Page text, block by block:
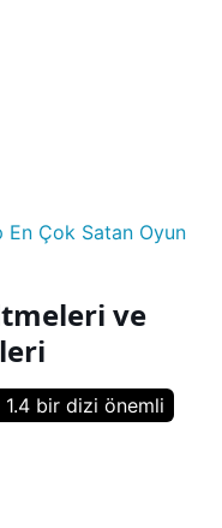
En Çok Satan Oyun
ve
1.4 bir dizi önemli